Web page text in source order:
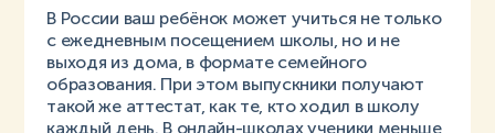
В России ваш ребёнок может учиться не только
с ежедневным посещением школы, но и не
выходя из дома, в формате семейного
образования. При этом выпускники получают
такой же аттестат, как те, кто ходил в школу
каждый день. В онлайн-школах ученики меньше